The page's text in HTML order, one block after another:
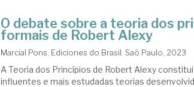
O debate sobre a teoria dos
formais de Robert Alexy
Marcial Pons, Ediciones do Brasil. Saõ Paulo, 2023
A Teoria dos Princípios de Robert Alexy
influentes e mais estudadas teorias